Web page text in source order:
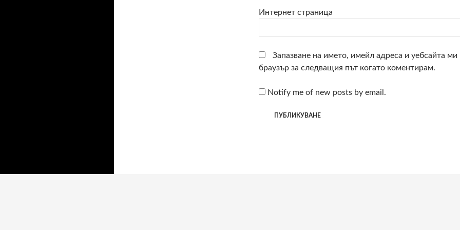
Интернет страница
Запазване на името, имейл адреса и уебсайта ми
браузър за следващия път когато коментирам.
Notify me of new posts by email.